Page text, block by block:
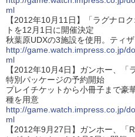
ml
【2012年10月11日】「ラグナロ
トを12月1日に開催決定
秋葉原UDXの3施設を使用。ティ
http://game.watch.impress.co.jp/
ml
【2012年10月4日】ガンホー、
特別パッケージの予約開始
プレイチケットから小冊子まで豪
種を用意
http://game.watch.impress.co.jp/
ml
【2012年9月27日】ガンホー、「